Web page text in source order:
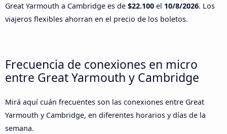
Great Yarmouth a Cambridge es de $22.100 el 10/8/2026. Los
viajeros flexibles ahorran en el precio de los boletos.
Frecuencia de conexiones en micro
entre Great Yarmouth y Cambridge
Mirá aquí cuán frecuentes son las conexiones entre Great
Yarmouth y Cambridge, en diferentes horarios y días de la
semana.